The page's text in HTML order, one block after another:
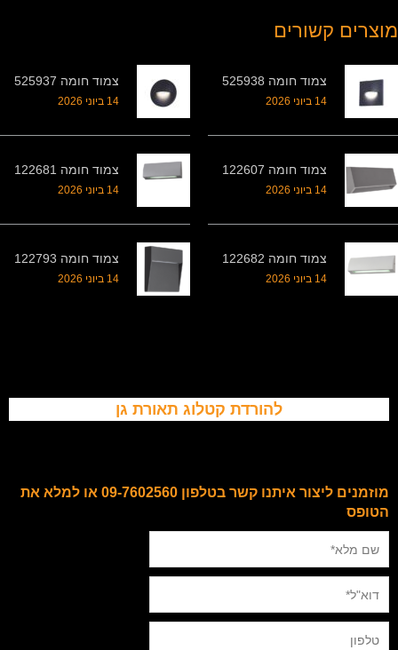
מוצרים קשורים
צמוד חומה 525938
14 ביוני 2026
צמוד חומה 525937
14 ביוני 2026
צמוד חומה 122607
14 ביוני 2026
צמוד חומה 122681
14 ביוני 2026
צמוד חומה 122682
14 ביוני 2026
צמוד חומה 122793
14 ביוני 2026
להורדת קטלוג תאורת גן
מוזמנים ליצור איתנו קשר בטלפון 09-7602560 או למלא את
הטופס